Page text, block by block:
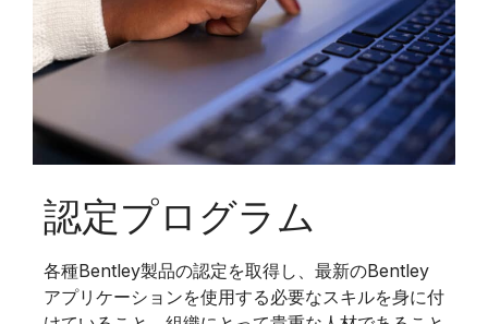
認定プログラム
各種Bentley製品の認定を取得し、最新のBentley
アプリケーションを使用する必要なスキルを身に付